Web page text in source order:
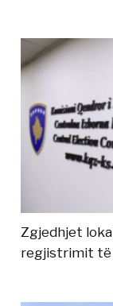
Zgjedhjet
regjistrimit të